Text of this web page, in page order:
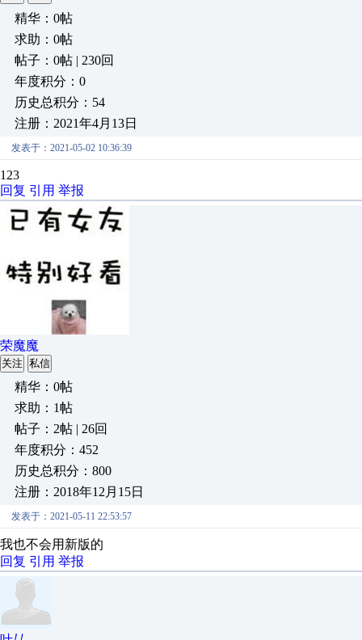
精华：0帖
求助：0帖
帖子：0帖 | 230回
年度积分：0
历史总积分：54
注册：2021年4月13日
发表于：2021-05-02 10:36:39
123
回复 引用 举报
荣魔魔
关注 私信
精华：0帖
求助：1帖
帖子：2帖 | 26回
年度积分：452
历史总积分：800
注册：2018年12月15日
发表于：2021-05-11 22:53:57
我也不会用新版的
回复 引用 举报